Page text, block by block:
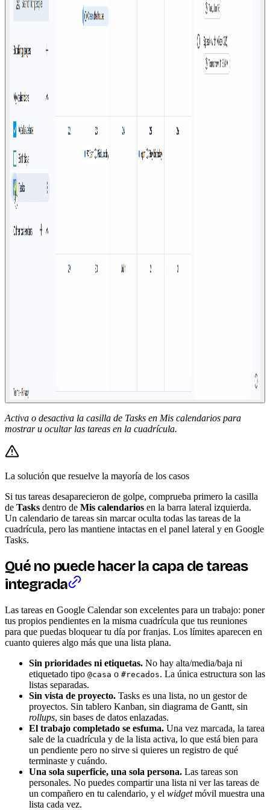
Activa o desactiva la casilla de Tasks en Mis calendarios para
mostrar u ocultar las tareas en la cuadrícula.
La solución que resuelve la mayoría de los casos
Si tus tareas desaparecieron de golpe, comprueba primero la casilla
de Tasks dentro de Mis calendarios en la barra lateral izquierda.
Un calendario de tareas sin marcar oculta todas las tareas de la
cuadrícula, pero las mantiene intactas en el panel lateral y en Google
Tasks.
Qué no puede hacer la capa de tareas
integrada
Las tareas en Google Calendar son excelentes para un trabajo: poner
tus propios pendientes en la misma cuadrícula que tus reuniones
para que puedas bloquear tu día por franjas. Los límites aparecen en
cuanto quieres algo más que una lista plana.
Sin prioridades ni etiquetas. No hay alta/media/baja ni
etiquetado tipo @casa o #recados. La única estructura son las
listas separadas.
Sin vista de proyecto. Tasks es una lista, no un gestor de
proyectos. Sin tablero Kanban, sin diagrama de Gantt, sin
rollups, sin bases de datos enlazadas.
El trabajo completado se esfuma. Una vez marcada, la tarea
sale de la cuadrícula y de la lista activa, lo que está bien para
un pendiente pero no sirve si quieres un registro de qué
terminaste y cuándo.
Una sola superficie, una sola persona. Las tareas son
personales. No puedes compartir una lista ni ver las tareas de
un compañero en tu calendario, y el widgetmóvil muestra una
lista cada vez.